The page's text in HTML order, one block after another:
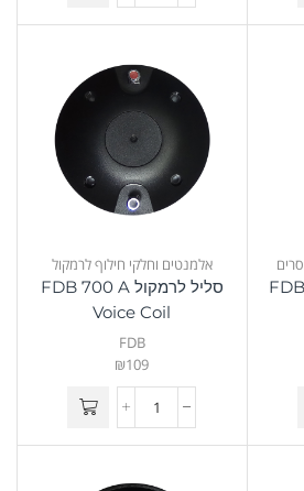
אלמנטים וחלקי חילוף לרמקול
סליל לרמקול FDB 700 A
Voice Coil
FDB
₪109